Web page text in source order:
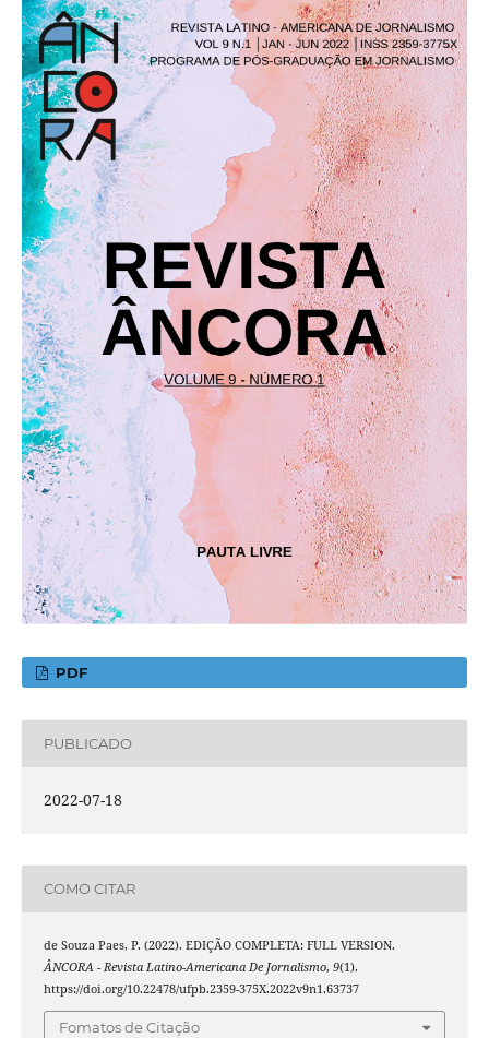
PDF
PUBLICADO
2022-07-18
COMO CITAR
de Souza Paes, P. (2022). EDIÇÃO COMPLETA: FULL VERSION.
ÂNCORA - Revista Latino-Americana De Jornalismo, 9(1).
https://doi.org/10.22478/ufpb.2359-375X.2022v9n1.63737
Fomatos de Citação